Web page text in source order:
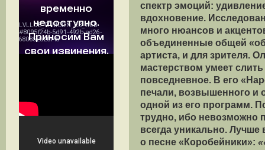
спектр эмоций:
вдохновение.
много нюансов и
объединенные общей
артиста, и для зрителя.
мастерством умеет
повседневное. В его
печали, возвышенного и
одной из его программ.
трудно, ибо невозможно
всегда уникально.
о песне «Коробейники»: